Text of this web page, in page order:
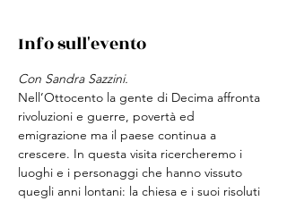
Info sull'evento
Con Sandra Sazzini.
Nell’Ottocento la gente di Decima affronta
rivoluzioni e guerre, povertà ed
emigrazione ma il paese continua a
crescere. In questa visita ricercheremo i
luoghi e i personaggi che hanno vissuto
quegli anni lontani: la chiesa e i suoi risoluti